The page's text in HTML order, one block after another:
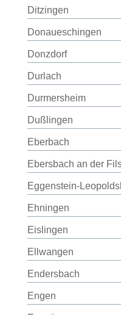
Ditzingen
Donaueschingen
Donzdorf
Durlach
Durmersheim
Dußlingen
Eberbach
Ebersbach an der
Eggenstein-
Ehningen
Eislingen
Ellwangen
Endersbach
Engen